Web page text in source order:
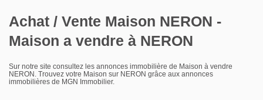
Nos agences
Achat / Vente Maison NERON -
Maison a vendre à NERON
Sur notre site consultez les annonces immobilière de Maison à vendre
NERON. Trouvez votre Maison sur NERON grâce aux annonces
immobilières de MGN Immobilier.